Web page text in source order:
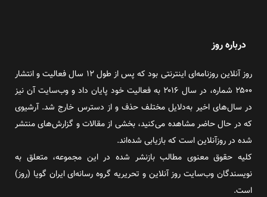
درباره روز
روز آنلاین روزنامه‌ای اینترنتی بود که پس از طول ۱۲ سال فعالیت و انتشار
۲۵۰۰ شماره، در سال ۲۰۱۶ به فعالیت خود پایان داد و وب‌سایت آن نیز
در سال‌های اخیر به‌دلایل مختلف حذف و از دسترس خارج شد. آرشیوی
که در حال حاضر مشاهده می‌کنید، بخشی از مقالات و گزارش‌های منتشر
شده در روزآنلاین است که بازیابی شده‌اند.
کلیه حقوق معنوی مطالب بازنشر شده در این مجموعه، متعلق به
نویسندگان وب‌سایت روز آنلاین و تحریریه گروه رسانه‌ای ایران گویا (روز)
است.